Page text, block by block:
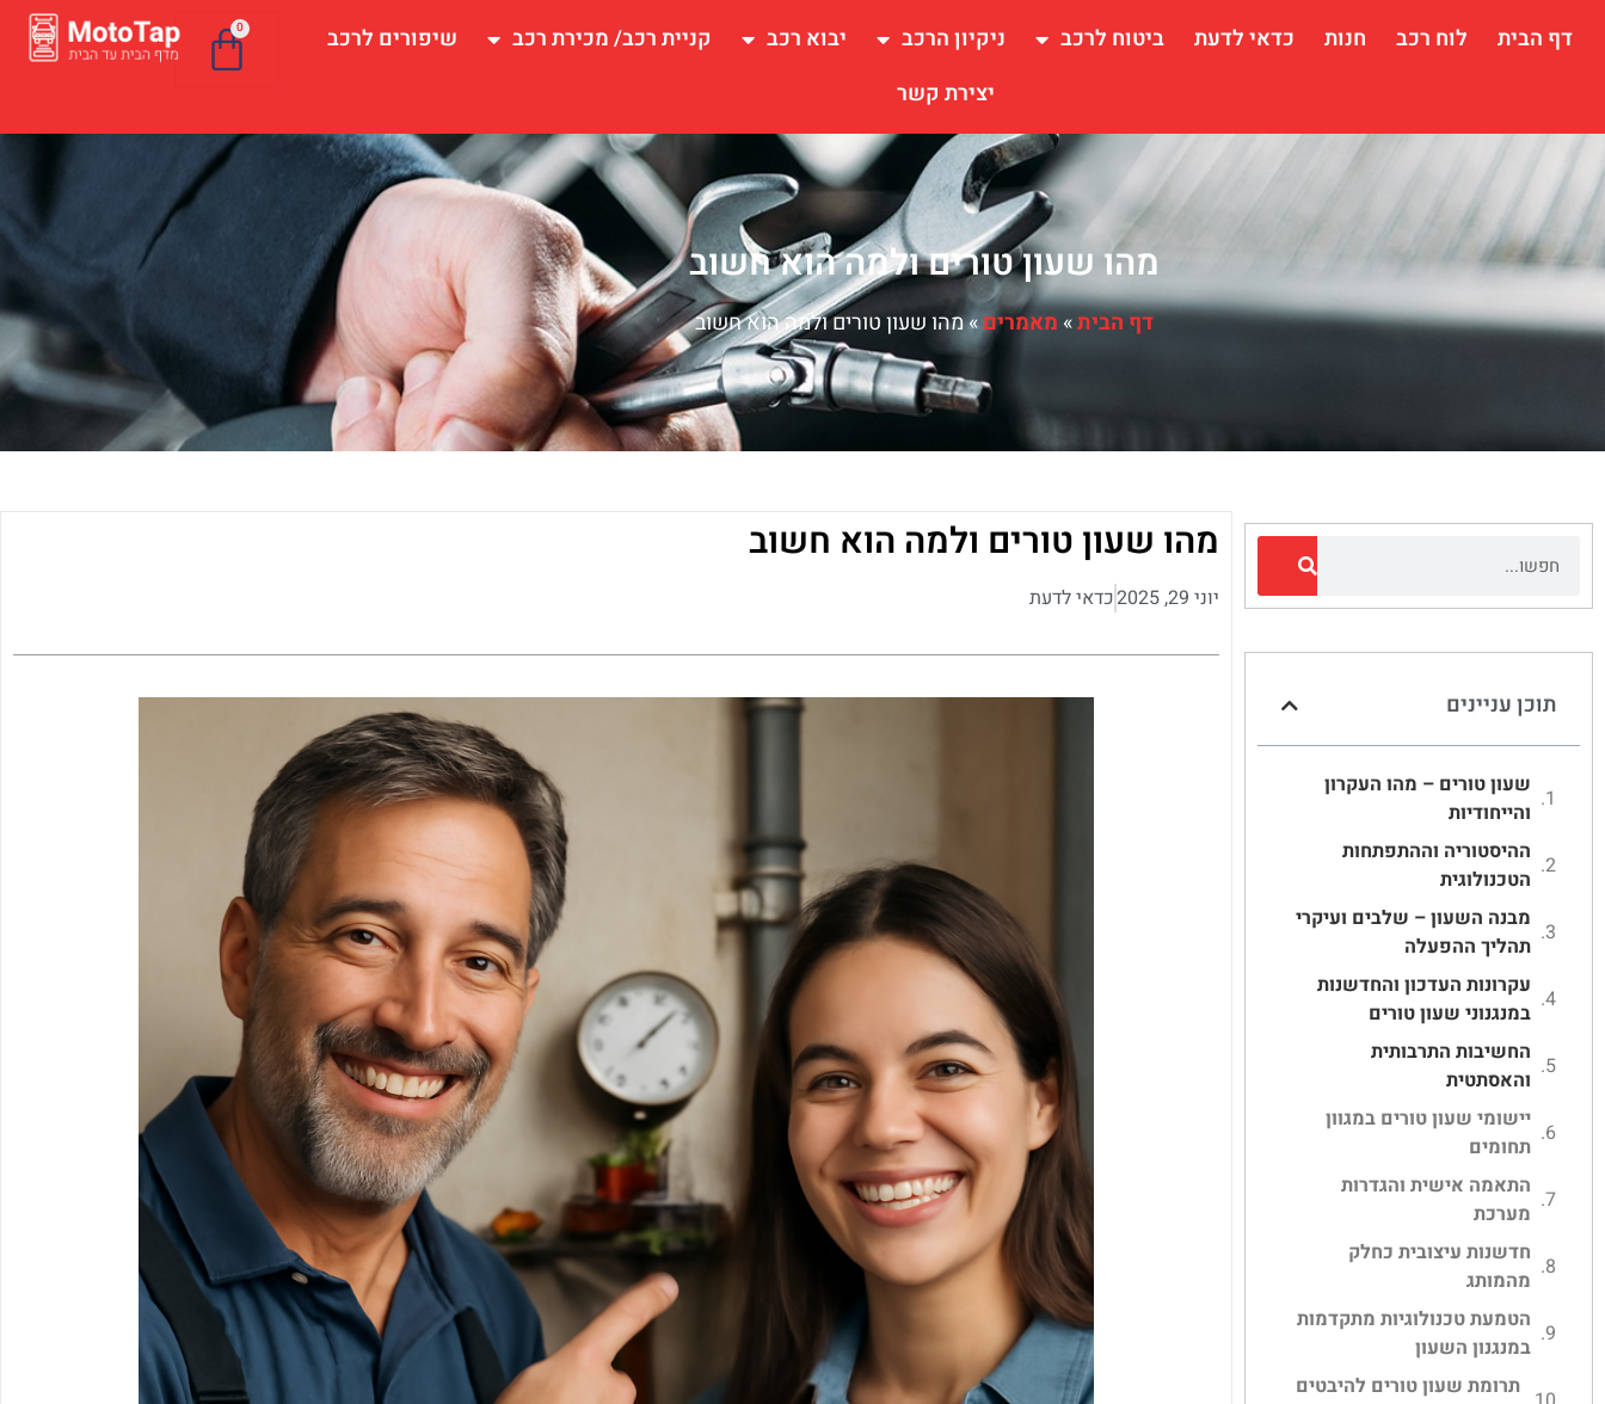
דף הבית לוח רכב חנות כדאי לדעת ביטוח לרכב ניקיון הרכב יבוא רכב קניית רכב/ מכירת רכב
שיפורים לרכב
יצירת קשר
0
מהו שעון טורים ולמה הוא חשוב
דף הבית» מאמרים»מהו שעון טורים ולמה הוא חשוב
תוכן עניינים
שעון טורים – מהו העקרון
והייחודיות
ההיסטוריה וההתפתחות
הטכנולוגית
מבנה השעון – שלבים ועיקרי
תהליך ההפעלה
עקרונות העדכון והחדשנות
במנגנוני שעון טורים
החשיבות התרבותית
והאסתטית
יישומי שעון טורים במגוון
תחומים
התאמה אישית והגדרות
מערכת
חדשנות עיצובית כחלק
מהמותג
הטמעת טכנולוגיות מתקדמות
במנגנון השעון
תרומת שעון טורים להיבטים
מהו שעון טורים ולמה הוא חשוב
יוני 29, 2025 כדאי לדעת